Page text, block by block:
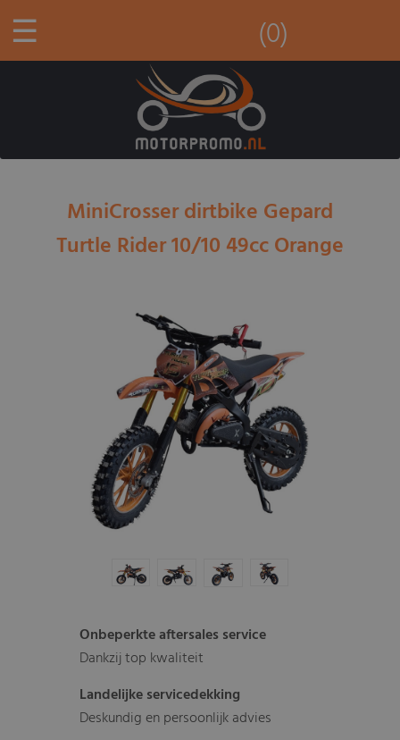
☰ (0)
MiniCrosser dirtbike Gepard
Turtle Rider 10/10 49cc Orange
Onbeperkte aftersales service
Dankzij top kwaliteit
Landelijke servicedekking
Deskundig en persoonlijk advies